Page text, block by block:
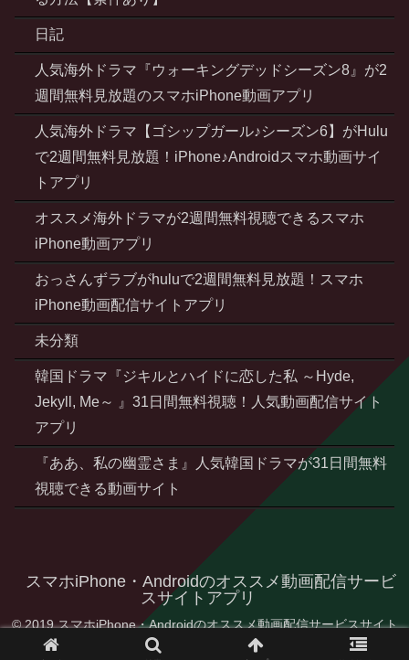
日記
人気海外ドラマ『ウォーキングデッドシーズン8』が2
週間無料見放題のスマホiPhone動画アプリ
人気海外ドラマ【ゴシップガール♪シーズン6】がHulu
で2週間無料見放題！iPhone♪Androidスマホ動画サイ
トアプリ
オススメ海外ドラマが2週間無料視聴できるスマホ
iPhone動画アプリ
おっさんずラブがhuluで2週間無料見放題！スマホ
iPhone動画配信サイトアプリ
未分類
韓国ドラマ『ジキルとハイドに恋した私 ～Hyde,
Jekyll, Me～ 』31日間無料視聴！人気動画配信サイト
アプリ
『ああ、私の幽霊さま』人気韓国ドラマが31日間無料
視聴できる動画サイト
スマホiPhone・Androidのオススメ動画配信サービ
スサイトアプリ
© 2019 スマホiPhone・Androidのオススメ動画配信サービスサイト